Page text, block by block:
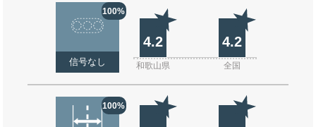
100%
信号なし
4.2 4.2
和歌山県 全国
100%